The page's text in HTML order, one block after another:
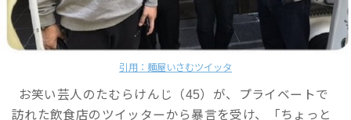
引用：麺屋いさむツイッタ
お笑い芸人のたむらけんじ（45）が、プライベートで
訪れた飲食店のツイッターから暴言を受け、「ちょっと